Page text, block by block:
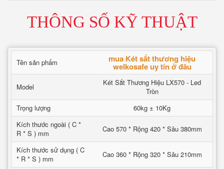
THÔNG SỐ KỸ THUẬT
Tên sản phẩm mua Két sắt thương hiệu
welkosafe uy tín ở đâu
Model
Két Sắt Thương Hiệu LX570 - Led
Tròn
Trọng lượng
60kg ± 10Kg
Kích thước ngoài ( C *
R * S ) mm
Cao 570 * Rộng 420 * Sâu 380mm
Kích thước sử dụng ( C
* R * S ) mm
Cao 360 * Rộng 320 * Sâu 210mm